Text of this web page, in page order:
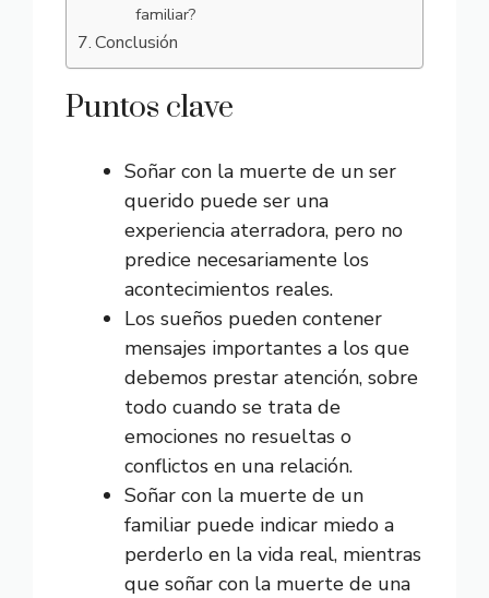
familiar?
Conclusión
Puntos clave
Soñar con la muerte de un ser
querido puede ser una
experiencia aterradora, pero no
predice necesariamente los
acontecimientos reales.
Los sueños pueden contener
mensajes importantes a los que
debemos prestar atención, sobre
todo cuando se trata de
emociones no resueltas o
conflictos en una relación.
Soñar con la muerte de un
familiar puede indicar miedo a
perderlo en la vida real, mientras
que soñar con la muerte de una